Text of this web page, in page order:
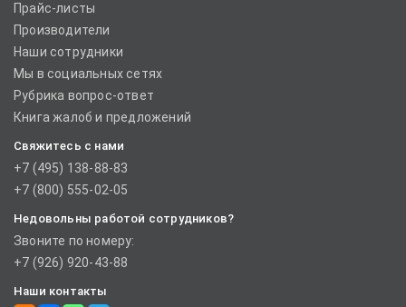
Прайс-листы
Производители
Наши сотрудники
Мы в социальных сетях
Рубрика вопрос-ответ
Книга жалоб и предложений
Свяжитесь с нами
+7 (495) 138-88-83
+7 (800) 555-02-05
Недовольны работой сотрудников?
Звоните по номеру:
+7 (926) 920-43-88
Наши контакты